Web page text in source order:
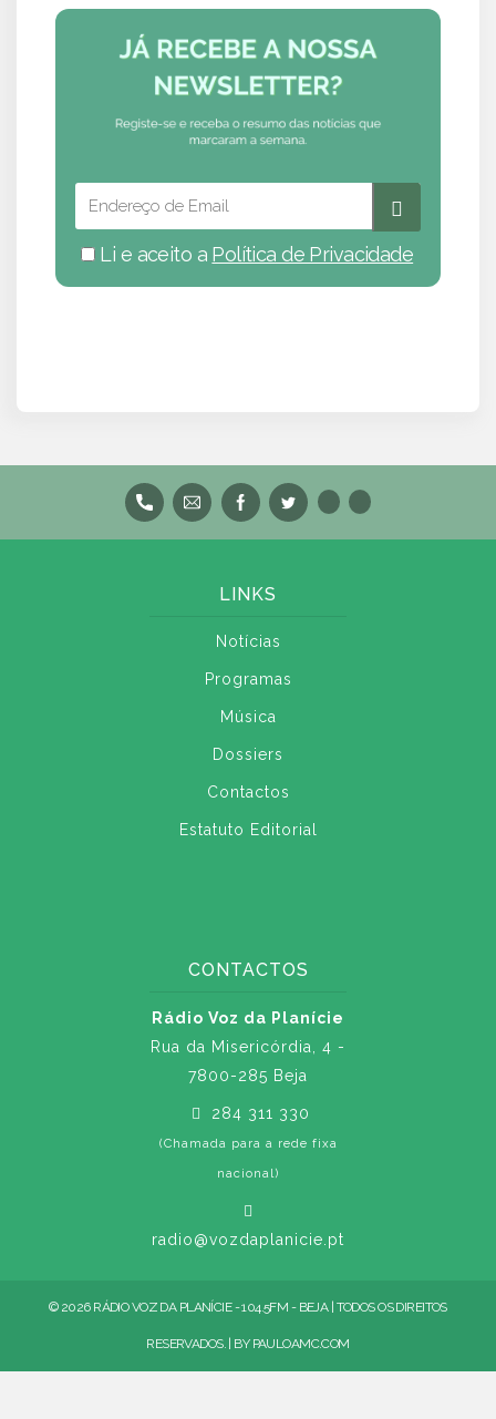
Li e aceito a Política de Privacidade
LINKS
Notícias
Programas
Música
Dossiers
Contactos
Estatuto Editorial
CONTACTOS
Rádio Voz da Planície
Rua da Misericórdia, 4 -
7800-285 Beja
284 311 330
(Chamada para a rede fixa
nacional)
radio@vozdaplanicie.pt
© 2026 RÁDIO VOZ DA PLANÍCIE - 104.5FM - BEJA | TODOS OS DIREITOS
RESERVADOS. | BY PAULOAMC.COM